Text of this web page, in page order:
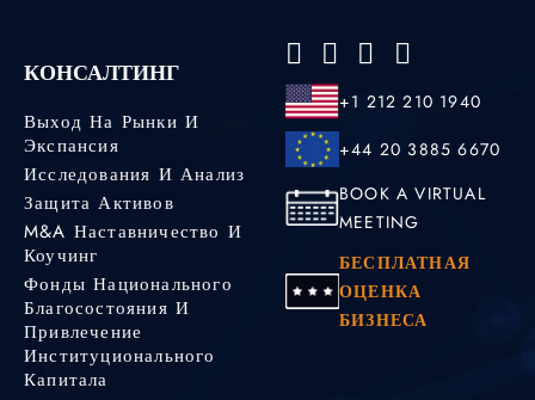
КОНСАЛТИНГ
Выход На Рынки И
Экспансия
Исследования И Анализ
Защита Активов
M&A Наставничество И
Коучинг
Фонды Национального
Благосостояния И
Привлечение
Институционального
Капитала
+1 212 210 1940
+44 20 3885 6670
BOOK A VIRTUAL
MEETING
БЕСПЛАТНАЯ
ОЦЕНКА
БИЗНЕСА